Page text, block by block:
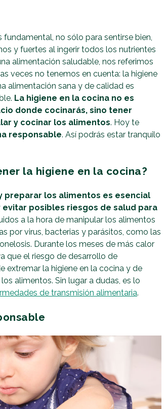
fundamental, no sólo para sentirse bien,
y fuertes al ingerir todos los nutrientes
alimentación saludable, nos referimos
veces no tenemos en cuenta: la higiene
alimentación sana y de calidad es
La higiene en la cocina no es
donde cocinarás, sino tener
y cocinar los alimentos. Hoy te
responsable. Así podrás estar tranquilo
la higiene en la cocina?
preparar los alimentos es esencial
posibles riesgos de salud para
a la hora de manipular los alimentos
por virus, bacterias y parásitos, como las
Durante los meses de más calor
que el riesgo de desarrollo de
extremar la higiene en la cocina y de
alimentos. Sin lugar a dudas, es lo
de transmisión alimentaria.